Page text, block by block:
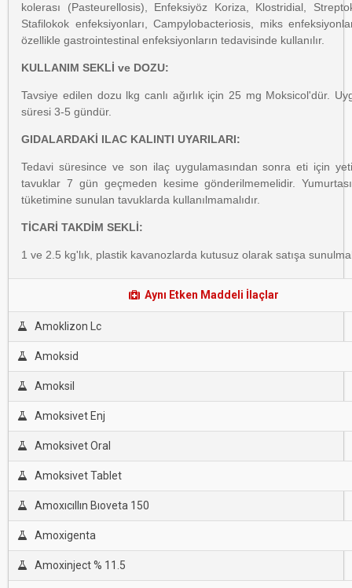
kolerası (Pasteurellosis), Enfeksiyöz Koriza, Klostridial,
Stafilokok enfeksiyonları, Campylobacteriosis, miks
özellikle gastrointestinal enfeksiyonların tedavisinde kullanılır.
KULLANIM SEKLİ ve DOZU:
Tavsiye edilen dozu lkg canlı ağırlık için 25 mg Moksicol'dür.
süresi 3-5 gündür.
GIDALARDAKİ ILAC KALINTI UYARILARI:
Tedavi süresince ve son ilaç uygulamasından sonra eti için
tavuklar 7 gün geçmeden kesime gönderilmemelidir.
tüketimine sunulan tavuklarda kullanılmamalıdır.
TİCARİ TAKDİM SEKLİ:
1 ve 2.5 kg'lık, plastik kavanozlarda kutusuz olarak satışa
Aynı Etken Maddeli İlaçlar
Amoklizon Lc
Amoksid
Amoksil
Amoksivet Enj
Amoksivet Oral
Amoksivet Tablet
Amoxıcıllın Bıoveta 150
Amoxigenta
Amoxinject % 11.5